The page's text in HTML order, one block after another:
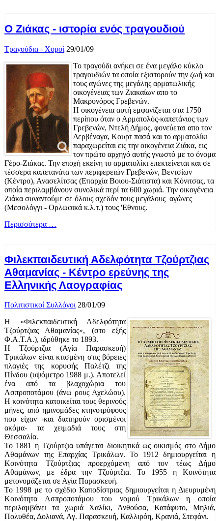
Ο Ζιάκας - ιστορία ενός τραγουδιού
Τραγούδια - Χοροί 29/01/09
Το τραγούδι ανήκει σε ένα μεγάλο κύκλο
τραγουδιών τα οποία εξιστορούν την ζωή και
τους αγώνες της μεγάλης αρματωλικής
οικογένειας των Ζιακαίων απο το
Μακρυνόρος Γρεβενών.
Η οικογένεια αυτή εμφανίζεται στα 1750
περίπου όταν ο Αρματολός-καπετάνιος των
Γρεβενών, Ντελή Δήμος, φονεύεται απο τον
Δερβέναγα, Κουρτ πασά και το αρματολίκι
παραχωρείται εις την οικογένεια Ζιάκα, εις
τον πρώτο αρχηγό αυτής γνωστό με το όνομα
Γέρο-Ζιάκας. Την εποχή εκείνη το αρματολίκι επεκτείνεται και σε
τέσσερα καπετανάτα των περιφερειών Γρεβενών, Βεντσίων
(Κέντρο), Ανασελίτσας (Επαρχία Βοιου-Σιάτιστα) και Κόνιτσας, τα
οποία περιλαμβάνουν συνολικά περί τα 600 χωριά. Την οικογένεια
Ζιάκα συναντούμε σε όλους σχεδόν τους μεγάλους αγώνες
(Μεσολόγγι - Ορλωφικά κ.λ.τ.) τους 'Εθνους.
Περισσότερα …
Φιλεκπαιδευτική Αδελφότητα Τζούρτζιας
Αθαμανίας - Κέντρο ερεύνης της
Ελληνικής Λαογραφίας
Πολιτιστικοί Συλλόγοι 28/01/09
Η «Φιλεκπαιδευτική Αδελφότητα
Τζούρτζιας Αθαμανίας», (στο εξής
Φ.Α.Τ.Α.), ιδρύθηκε το 1893.
Η Τζούρτζια (Αγία Παρασκευή)
Τρικάλων είναι κτισμένη στις βόρειες
πλαγιές της κορυφής Παλέτζι της
Πίνδου (υψόμετρο 1988 μ.). Αποτελεί
ένα από τα βλαχοχώρια του
Ασπροποτάμου (άνω ρους Αχελώου).
Η κοινότητα κατοικείται τους θερινούς
μήνες, από ημινομάδες κτηνοτρόφους
που είχαν -και διατηρούν ορισμένοι
ακόμα- τα χειμαδιά τους στη
Θεσσαλία.
Το 1881 η Τζούρτζια υπάγεται διοικητικά ως οικισμός στο Δήμο
Αθαμάνων της Επαρχίας Τρικάλων. Το 1912 δημιουργείται η
Κοινότητα Τζούρτζιας προερχόμενη από τον τέως Δήμο
Αθαμάνων, με έδρα την Τζούρτζια. Το 1955 η Κοινότητα
μετονομάζεται σε Αγία Παρασκευή.
Το 1998 με το σχέδιο Καποδίστριας δημιουργείται η Διευρυμένη
Κοινότητα Ασπροποτάμου του νομού Τρικάλων η οποία
περιλαμβάνει τα χωριά Χαλίκι, Ανθούσα, Κατάφυτο, Μηλιά,
Πολυθέα, Δολιανά, Αγ. Παρασκευή, Καλλιρόη, Κρανιά, Στεφάνι.